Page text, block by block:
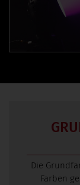
Die
Farben